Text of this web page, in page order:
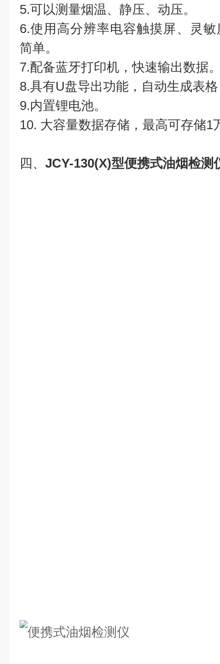
5.可以测量烟温、静压、动压。
6.使用高分辨率电容触摸屏、灵
简单。
7.配备蓝牙打印机，快速输出数据
8.具有U盘导出功能，自动生成表
9.内置锂电池。
10. 大容量数据存储，最高可存储1
四、 JCY-130(X)型便携式油烟检测